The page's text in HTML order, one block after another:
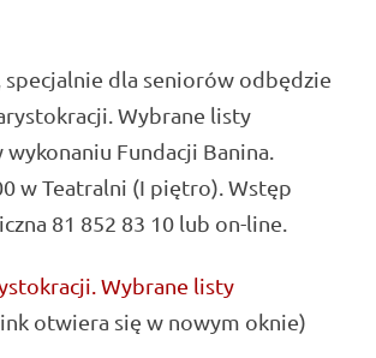
dla seniorów odbędzie
Wybrane listy
Fundacji Banina.
w Teatralni (I piętro). Wstęp
81 852 83 10 lub on-line.
Wybrane listy
otwiera się w nowym oknie)